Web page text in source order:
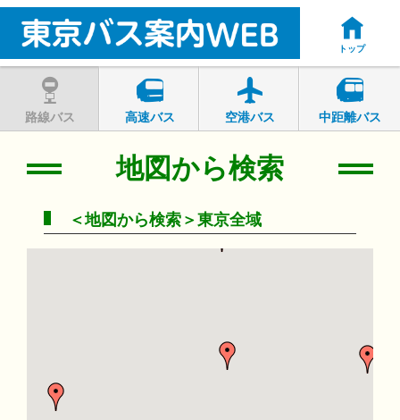
トップ
路線バス 高速バス 空港バス 中距離バス
地図から検索
＜地図から検索＞東京全域